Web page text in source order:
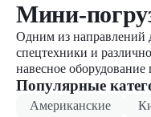
Мини-
Одним из направлений
спецтехники и
навесное оборудование
Популярные
Американские